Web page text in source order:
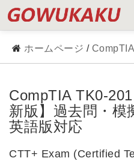
ホームページ /
CompTIA TK0-
新版】過去問・模
英語版対応
CTT+ Exam (Certified